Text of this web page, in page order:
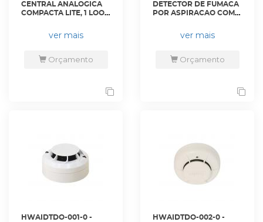
CENTRAL ANALOGICA
COMPACTA LITE, 1 LOOP
ENDERECAVEIS E 2
COMUNICACAO - LT-159
- HONEYWELL
ver mais
Orçamento
DETECTOR DE FUMACA
POR ASPIRACAO COM
DETECTORES - MI-
FL2022EI-HS -
ver mais
Orçamento
HWAIDTDO-001-0 -
HWAIDTDO-002-0 -